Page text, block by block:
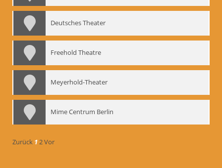
Deutsches Theater
Freehold Theatre
Meyerhold-Theater
Mime Centrum Berlin
Zurück 12Vor